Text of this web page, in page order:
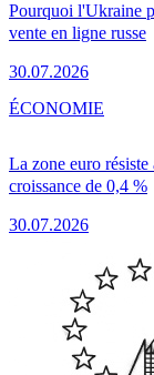
Pourquoi l'Ukraine
vente en ligne russe
30.07.2026
La zone euro
croissance de 0,4 %
30.07.2026
ÉCONOMIE